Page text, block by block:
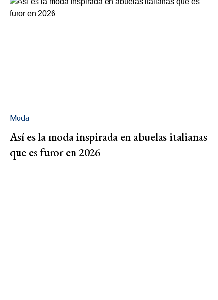
Moda
Así es la moda inspirada en abuelas italianas
que es furor en 2026